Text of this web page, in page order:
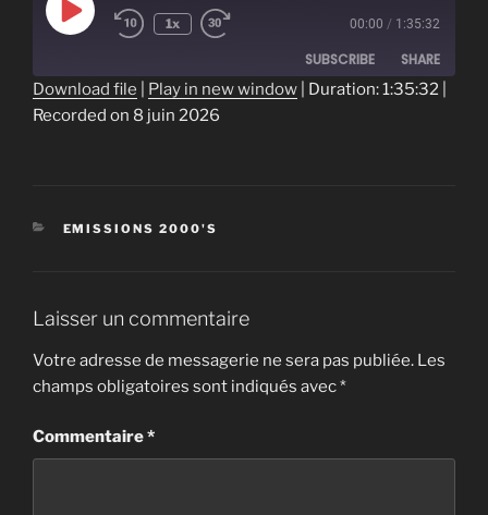
Play
Episode
1x 00:00 / 1:35:32
SUBSCRIBE SHARE
SHARE
Download file Play in new window Duration: 1:35:32
Recorded on 8 juin 2026
CATÉGORIES
EMISSIONS 2000'S
Laisser un commentaire
Votre adresse de messagerie ne sera pas publiée. Les
champs obligatoires sont indiqués avec*
Commentaire*